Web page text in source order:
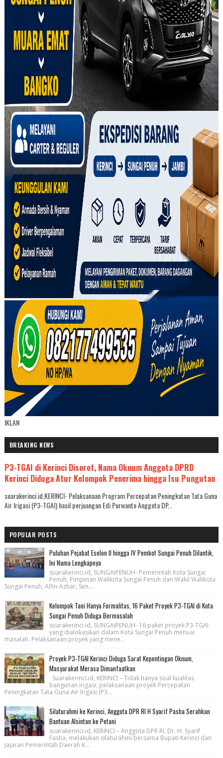
IKLAN
BREAKING NEWS
P3-TGAI di Kerinci Disorot, Nama Oknum Anggota DPRD
Kerinci Diduga Atur Kelompok Penerima hingga Isu Pungutan
suarakerinci.id,KERINCI- Pelaksanaan Program Percepatan Peningkatan Tata Guna
Air Irigasi (P3-TGAI) hasil perjuangan Edi Purwanto Anggota DP...
POPULAR POSTS
Puluhan Pejabat Eselon II hingga IV Pemkot Sungai Penuh Dilantik,
Ini Nama Lengkapnya
suarakerinci.id, SUNGAIPENUH- Pemerintah Kota Sungai
Penuh, Pimpinan Walikota Sungai Penuh dan Wakil Walikota
Sungai Penuh, Alfin-Azhar, Sen...
Kelompok Tani Hanya Formalitas, 16 Paket Proyek P3-TGAI di Kota
Sungai Penuh Diduga Bermasalah
suarakerinci.id, SUNGAIPENUH- 16 paket proyek P3-TGAI
yang dialokasikan dalam Kota Sungai Penuh menuai
masalah. Pelaksanaan proyek yang mene...
Proyek P3-TGAI Kerinci Diduga Sarat Kepentingan Oknum,
Masyarakat Merasa Dimanfaatkan
Suarakerinci.id, KERINCI – Tidak hanya soal kualitas
bangunan irigasi, pelaksanaan proyek Percepatan
Peningkatan Tata Guna Air Irigasi (P3...
Silaturahmi ke Kerinci, Anggota DPR RI H Syarif Pasha Serahkan
Bantuan Alsintan ke Petani
suarakerinci.id, KERINCI – Anggota DPR RI, Dr. H. Syarif
Fasha, melakukan silaturahmi bersama Bupati Kerinci dan
jajaran Pemerintah Daerah K...